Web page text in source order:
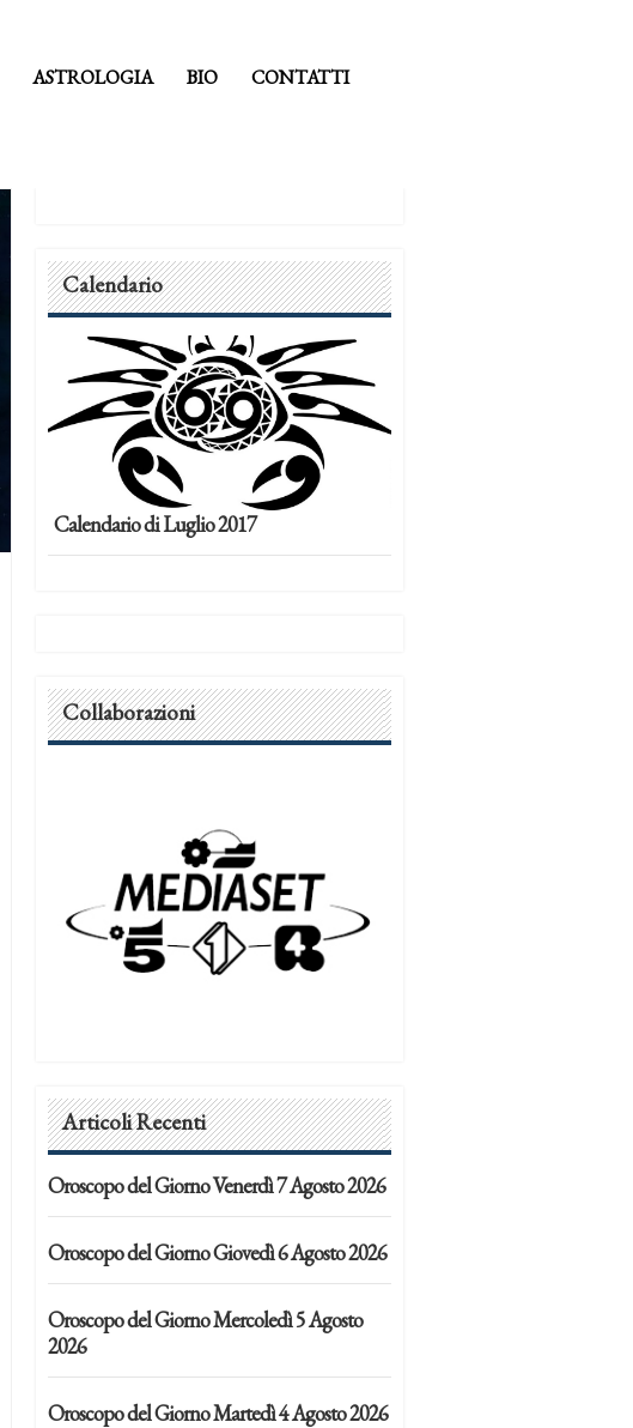
ASTROLOGIA BIO CONTATTI
Calendario
Calendario di Luglio 2017
Collaborazioni
Articoli Recenti
Oroscopo del Giorno Venerdì 7 Agosto 2026
Oroscopo del Giorno Giovedì 6 Agosto 2026
Oroscopo del Giorno Mercoledì 5 Agosto
2026
Oroscopo del Giorno Martedì 4 Agosto 2026